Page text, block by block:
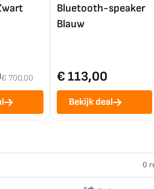
€ 700,00
Bluetooth-speaker
Blauw
€ 113,00
Bekijk deal
0